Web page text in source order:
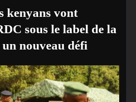
kenyans vont
sous le label de la
nouveau défi